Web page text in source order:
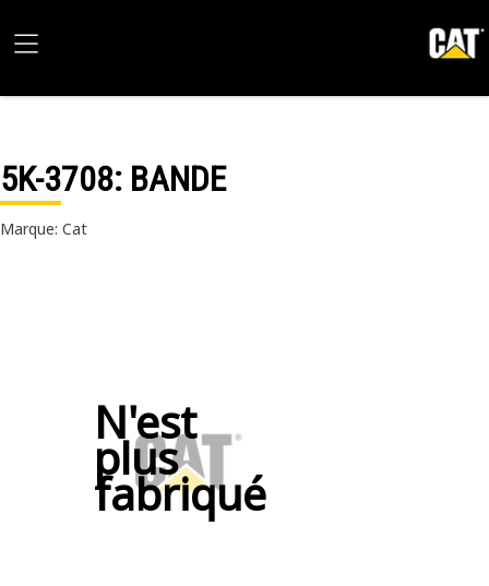
5K-3708: BANDE
Marque: Cat
N'est
plus
fabriqué